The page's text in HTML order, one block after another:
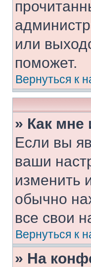
или
поможет.
Вернуться к
» Как мне
Если вы
ваши
изменить
обычно
все свои
Вернуться к
» На